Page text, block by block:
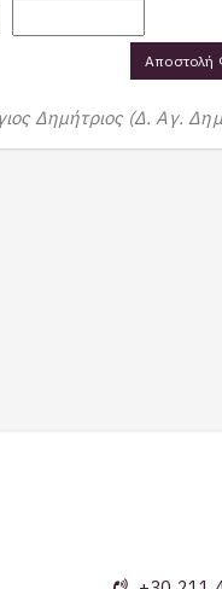
Αποστολή
Δημήτριος (Δ. Αγ.